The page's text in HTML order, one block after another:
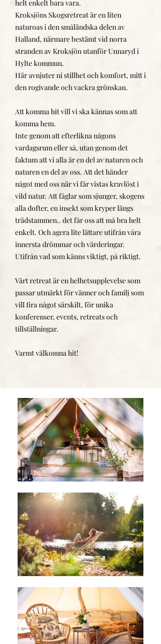
helt enkelt bara vara.
Kroksjöns Skogsretreat är en liten
naturoas i den småländska delen av
Halland, närmare bestämt vid norra
stranden av Kroksjön utanför Unnaryd i
Hylte kommun.
Här avnjuter ni stillhet och komfort, mitt i
den rogivande och vackra grönskan.
Att komma hit vill vi ska kännas som att
komma hem.
Inte genom att efterlikna någons
vardagsrum eller så, utan genom det
faktum att vi alla är en del av naturen och
naturen en del av oss. Att det händer
något med oss när vi får vistas kravlöst i
vild natur. Att fåglar som sjunger, skogens
alla dofter, en insekt som kryper längs
trädstammen.. det får oss att må bra helt
enkelt. Och agera lite lättare utifrån våra
innersta drömmar och värderingar.
Utifrån vad som känns viktigt, på riktigt.
Vårt retreat är en helhetsupplevelse som
passar utmärkt för vänner och familj som
vill fira något särskilt, för unika
konferenser, events, retreats och
tillställningar.
Varmt välkomna hit!